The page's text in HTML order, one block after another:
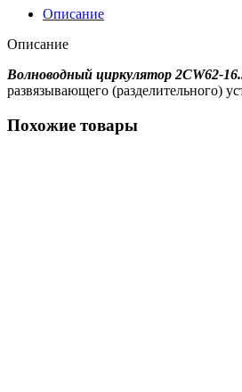
Описание
Описание
Волноводный циркулятор 2CW62-
развязывающего (разделительного)
Похожие товары